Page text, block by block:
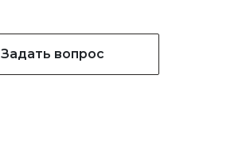
Задать вопрос